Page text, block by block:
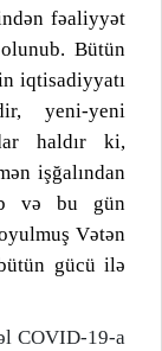
fəaliyyət
Bütün
iqtisadiyyatı
yeni-yeni
haldır ki,
işğalından
və bu gün
Vətən
gücü ilə
COVID-19-a